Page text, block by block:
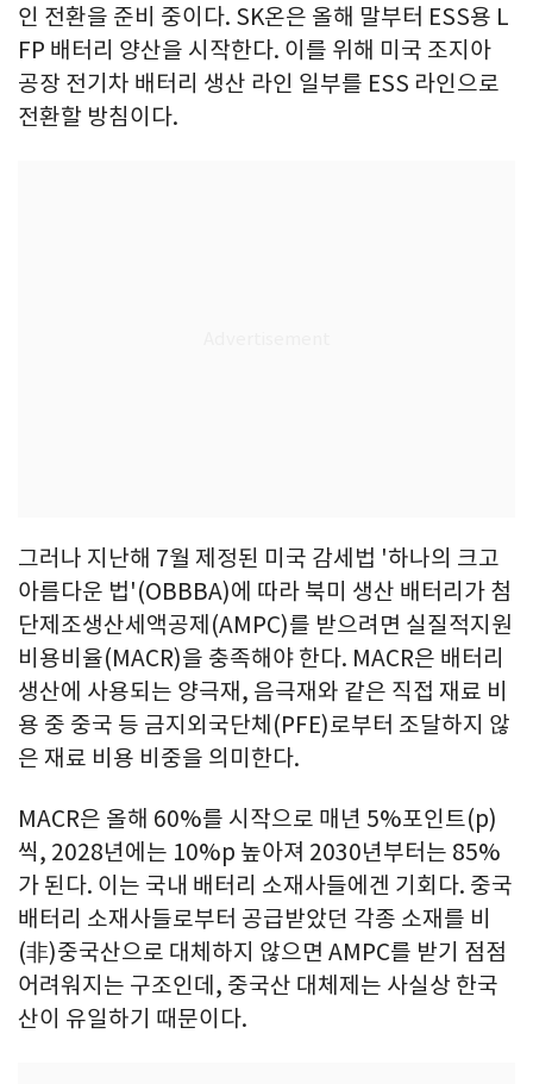
인 전환을 준비 중이다. SK온은 올해 말부터 ESS용 L
FP 배터리 양산을 시작한다. 이를 위해 미국 조지아
공장 전기차 배터리 생산 라인 일부를 ESS 라인으로
전환할 방침이다.
그러나 지난해 7월 제정된 미국 감세법 '하나의 크고
아름다운 법'(OBBBA)에 따라 북미 생산 배터리가 첨
단제조생산세액공제(AMPC)를 받으려면 실질적지원
비용비율(MACR)을 충족해야 한다. MACR은 배터리
생산에 사용되는 양극재, 음극재와 같은 직접 재료 비
용 중 중국 등 금지외국단체(PFE)로부터 조달하지 않
은 재료 비용 비중을 의미한다.
MACR은 올해 60%를 시작으로 매년 5%포인트(p)
씩, 2028년에는 10%p 높아져 2030년부터는 85%
가 된다. 이는 국내 배터리 소재사들에겐 기회다. 중국
배터리 소재사들로부터 공급받았던 각종 소재를 비
(非)중국산으로 대체하지 않으면 AMPC를 받기 점점
어려워지는 구조인데, 중국산 대체제는 사실상 한국
산이 유일하기 때문이다.